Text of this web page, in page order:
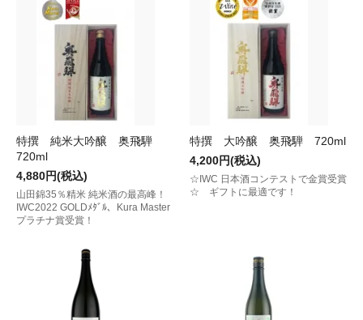
特撰 純米大吟醸 奥飛騨
720ml
4,880円(税込)
山田錦35％精米 純米酒の最高峰！
IWC2022 GOLDﾒﾀﾞﾙ、Kura Master
プラチナ賞受賞！
特撰 大吟醸 奥飛騨 720ml
4,200円(税込)
☆IWC 日本酒コンテストで金賞受賞
☆ ギフトに最適です！